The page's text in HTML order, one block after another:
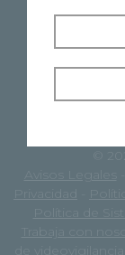
©
Avisos Legales
Privacidad
Política de
Trabaja con
de videovigilancia